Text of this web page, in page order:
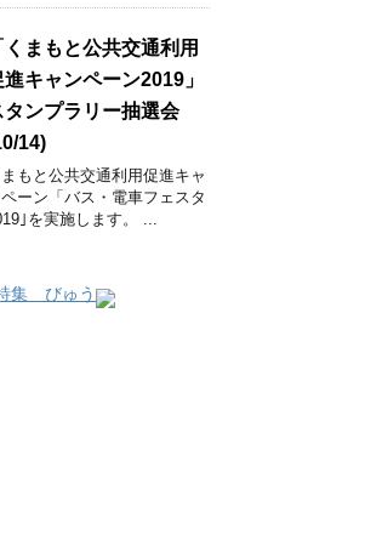
くまもと公共交通利用
進キャンペーン2019」
タンプラリー抽選会
14)
まもと公共交通利用促進キャ
ーン「バス・電車フェスタ
｣を実施します。 ...